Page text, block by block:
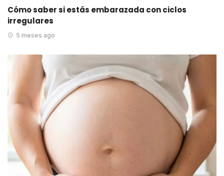
Cómo saber si estás embarazada con ciclos
irregulares
5 meses ago